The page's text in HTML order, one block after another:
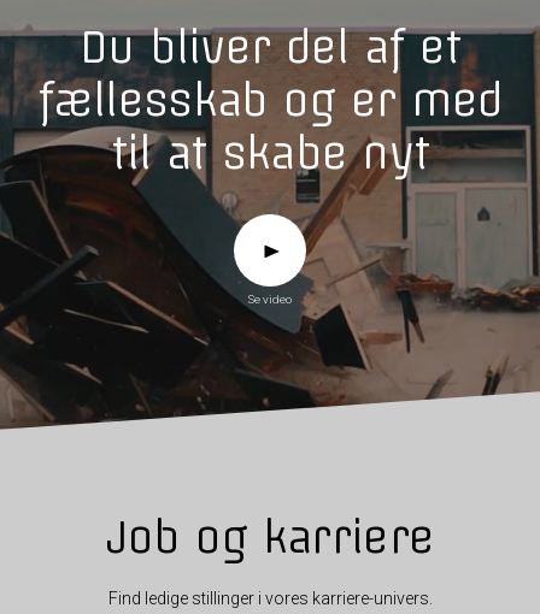
Du bliver del af et
fællesskab og er med
til at skabe nyt
Se video
Job og karriere
Find ledige stillinger i vores karriere-univers.